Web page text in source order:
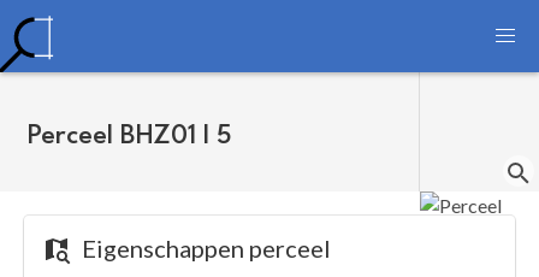
Perceel BHZ01 I 5
Eigenschappen perceel